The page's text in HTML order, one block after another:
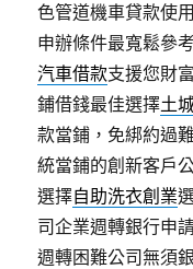
色管道機車貸款使
申辦條件最寬鬆參
汽車借款支援您財
鋪借錢最佳選擇土
款當鋪，免綁約過
統當鋪的創新客戶
選擇自助洗衣創業
司企業週轉銀行申
週轉困難公司無須